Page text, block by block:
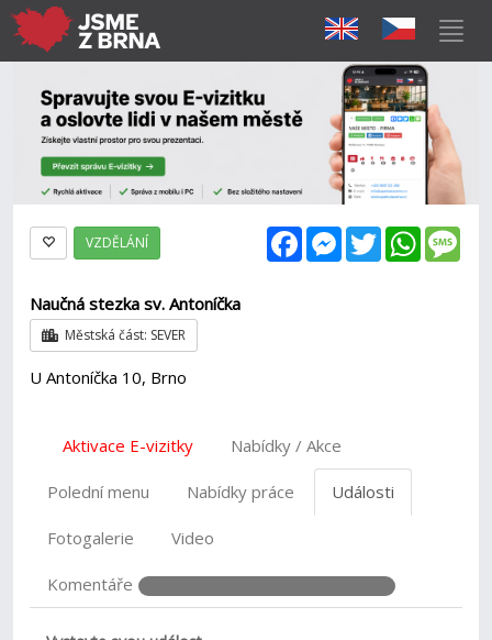
FacebookMessenger
Twitter
VZDĚLÁNÍ
Naučná stezka sv. Antoníčka
Městská část: SEVER
U Antoníčka 10, Brno
Aktivace E-vizitky Nabídky / Akce
Polední menu Nabídky práce Události
Fotogalerie Video
Komentáře